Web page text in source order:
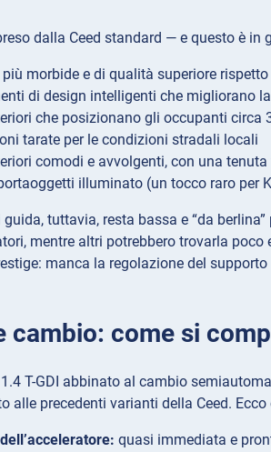
dalla Ceed standard — e questo è
morbide e di qualità superiore
di design intelligenti che migliorano
che posizionano gli occupanti
tarate per le condizioni stradali locali
comodi e avvolgenti, con una
illuminato (un tocco raro per
tuttavia, resta bassa e “da
mentre altri potrebbero trovarla poco
manca la regolazione del
cambio: come si
T-GDI abbinato al cambio
alle precedenti varianti della Ceed.
quasi immediata e